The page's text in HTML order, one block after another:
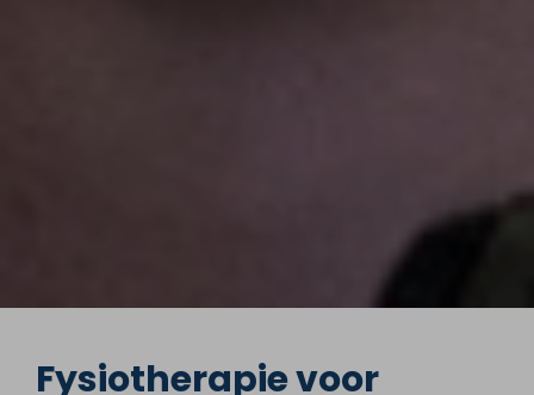
Fysiotherapie voor